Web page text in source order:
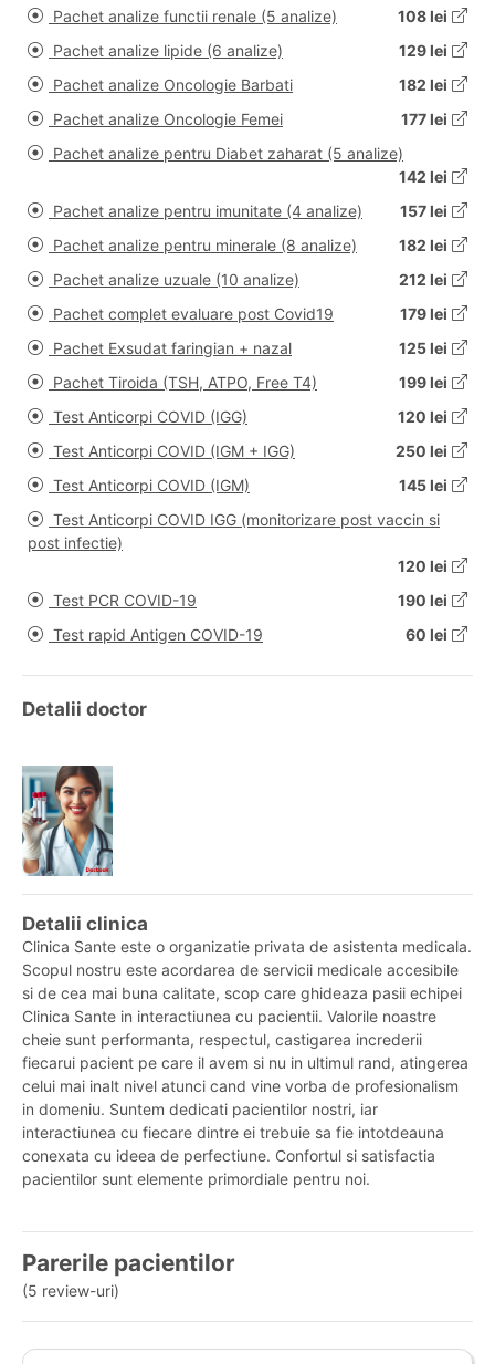
Pachet analize functii renale (5 analize)
108 lei
Pachet analize lipide (6 analize)
129 lei
Pachet analize Oncologie Barbati
182 lei
Pachet analize Oncologie Femei
177 lei
Pachet analize pentru Diabet zaharat (5 analize)
142 lei
Pachet analize pentru imunitate (4 analize)
157 lei
Pachet analize pentru minerale (8 analize)
182 lei
Pachet analize uzuale (10 analize)
212 lei
Pachet complet evaluare post Covid19
179 lei
Pachet Exsudat faringian + nazal
125 lei
Pachet Tiroida (TSH, ATPO, Free T4)
199 lei
Test Anticorpi COVID (IGG)
120 lei
Test Anticorpi COVID (IGM + IGG)
250 lei
Test Anticorpi COVID (IGM)
145 lei
Test Anticorpi COVID IGG (monitorizare post vaccin si
post infectie)
120 lei
Test PCR COVID-19
190 lei
Test rapid Antigen COVID-19
60 lei
Detalii doctor
Detalii clinica
Clinica Sante este o organizatie privata de asistenta medicala.
Scopul nostru este acordarea de servicii medicale accesibile
si de cea mai buna calitate, scop care ghideaza pasii echipei
Clinica Sante in interactiunea cu pacientii. Valorile noastre
cheie sunt performanta, respectul, castigarea increderii
fiecarui pacient pe care il avem si nu in ultimul rand, atingerea
celui mai inalt nivel atunci cand vine vorba de profesionalism
in domeniu. Suntem dedicati pacientilor nostri, iar
interactiunea cu fiecare dintre ei trebuie sa fie intotdeauna
conexata cu ideea de perfectiune. Confortul si satisfactia
pacientilor sunt elemente primordiale pentru noi.
Parerile pacientilor
(5 review-uri)